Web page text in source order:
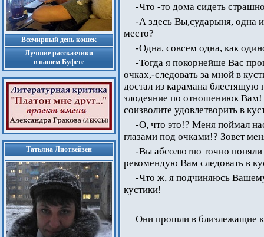
Всемирный день кошек
Лучшие рассказчики
в нашем Буфете
Татьяна Лиотвейзен
-Что -то дома сидеть
-А здесь Вы,сударыня, одна
место?
-Одна, совсем одна, как
-Тогда я покорнейше Вас
очках,-следовать за мной в
достал из карамана блестящую
злодеяние по отношениюк Вам!
соизволите удовлетворить в
-О, что это!? Меня поймал
глазами под очками!? Зовет
-Вы абсолютно точно
рекомендую Вам следовать в
-Что ж, я подчиняюсь
кустики!
Они прошли в близлежащие